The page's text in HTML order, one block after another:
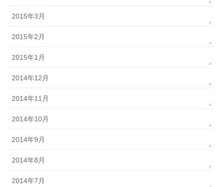
2015年3月
2015年2月
2015年1月
2014年12月
2014年11月
2014年10月
2014年9月
2014年8月
2014年7月